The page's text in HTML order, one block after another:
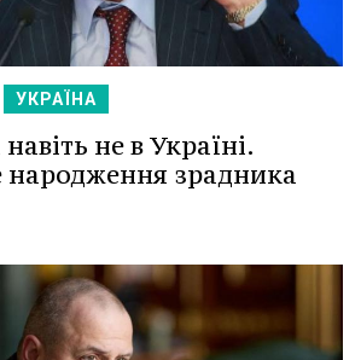
УКРАЇНА
не в Україні.
народження зрадника